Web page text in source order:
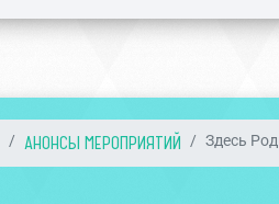
АНОНСЫ МЕРОПРИЯТИЙ Здесь